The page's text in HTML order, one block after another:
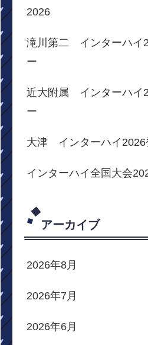
2026
滝川第二 インターハイ
ー
近大附属 インターハイ
ー
大津 インターハイ2026
インターハイ全国大会
アーカイブ
2026年8月
2026年7月
2026年6月